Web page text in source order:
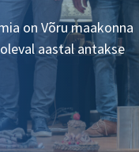
on Võru maakonna
aastal antakse